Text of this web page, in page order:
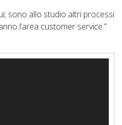
sono allo studio altri processi
l’area customer service.”